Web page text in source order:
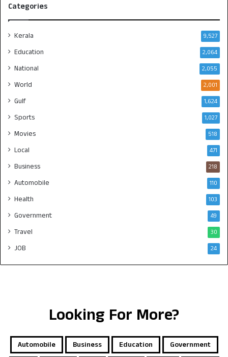
Categories
Kerala 9,527
Education 2,064
National 2,055
World 2,001
Gulf 1,624
Sports 1,027
Movies 518
Local 471
Business 218
Automobile 110
Health 103
Government 49
Travel 30
JOB 24
Looking For More?
Automobile Business Education Government